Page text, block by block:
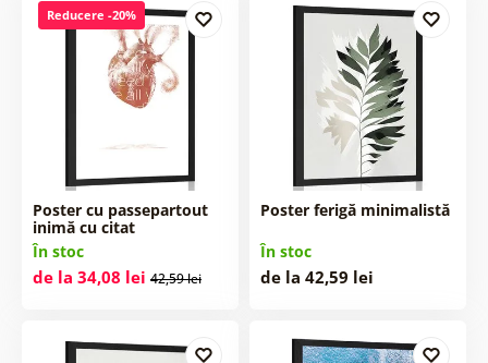
Reducere -20%
Poster cu passepartout
inimă cu citat
În stoc
de la 34,08 lei 42,59 lei
Poster ferigă minimalistă
În stoc
de la 42,59 lei